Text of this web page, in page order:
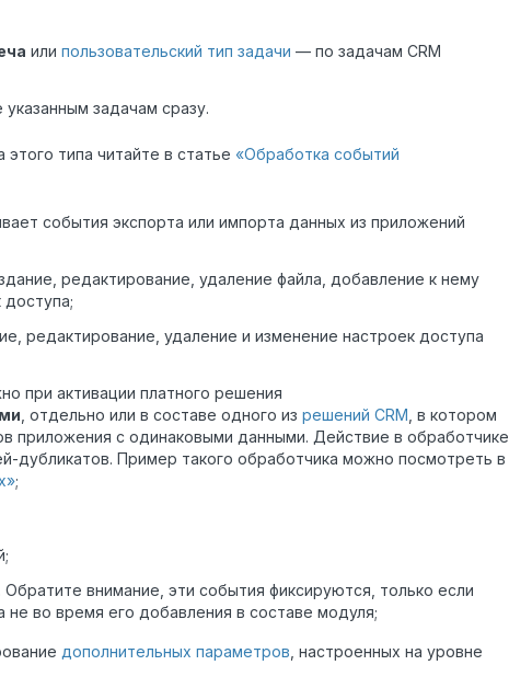
или пользовательский тип задачи — по задачам CRM
задачам сразу.
типа читайте в статье «Обработка событий
события экспорта или импорта данных из приложений
редактирование, удаление файла, добавление к нему
редактирование, удаление и изменение настроек доступа
при активации платного решения
, отдельно или в составе одного из решений CRM, в котором
приложения с одинаковыми данными. Действие в обработчике
дубликатов. Пример такого обработчика можно посмотреть в
;
внимание, эти события фиксируются, только если
во время его добавления в составе модуля;
дополнительных параметров, настроенных на уровне